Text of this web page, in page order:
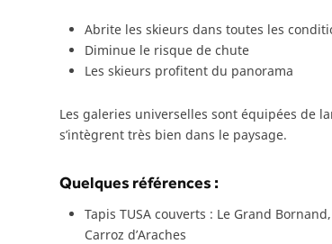
Abrite les skieurs dans toutes les
Diminue le risque de chute
Les skieurs profitent du panorama
Les galeries universelles sont équipées de
s’intègrent très bien dans le paysage.
Quelques références :
Tapis TUSA couverts : Le Grand
Carroz d’Araches